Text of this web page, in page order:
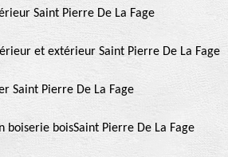
Saint Pierre De La Fage
et extérieur Saint Pierre De La Fage
Saint Pierre De La Fage
boiserie boisSaint Pierre De La Fage